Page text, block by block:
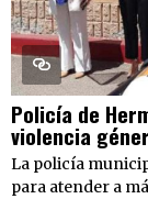
Policía de
violencia
La policía
para atender a